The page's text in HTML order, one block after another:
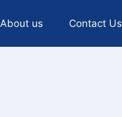
About us Contact Us